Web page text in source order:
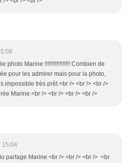
photo Marine !!!!!!!!!!!!!!!!! Combien de
pour les admirer mais pour la photo,
impossible très prêt.<br /> <br /> <br />
Marine.<br /> <br /> <br /> <br />
15:04
partage Marine.<br /> <br /> <br /> <br